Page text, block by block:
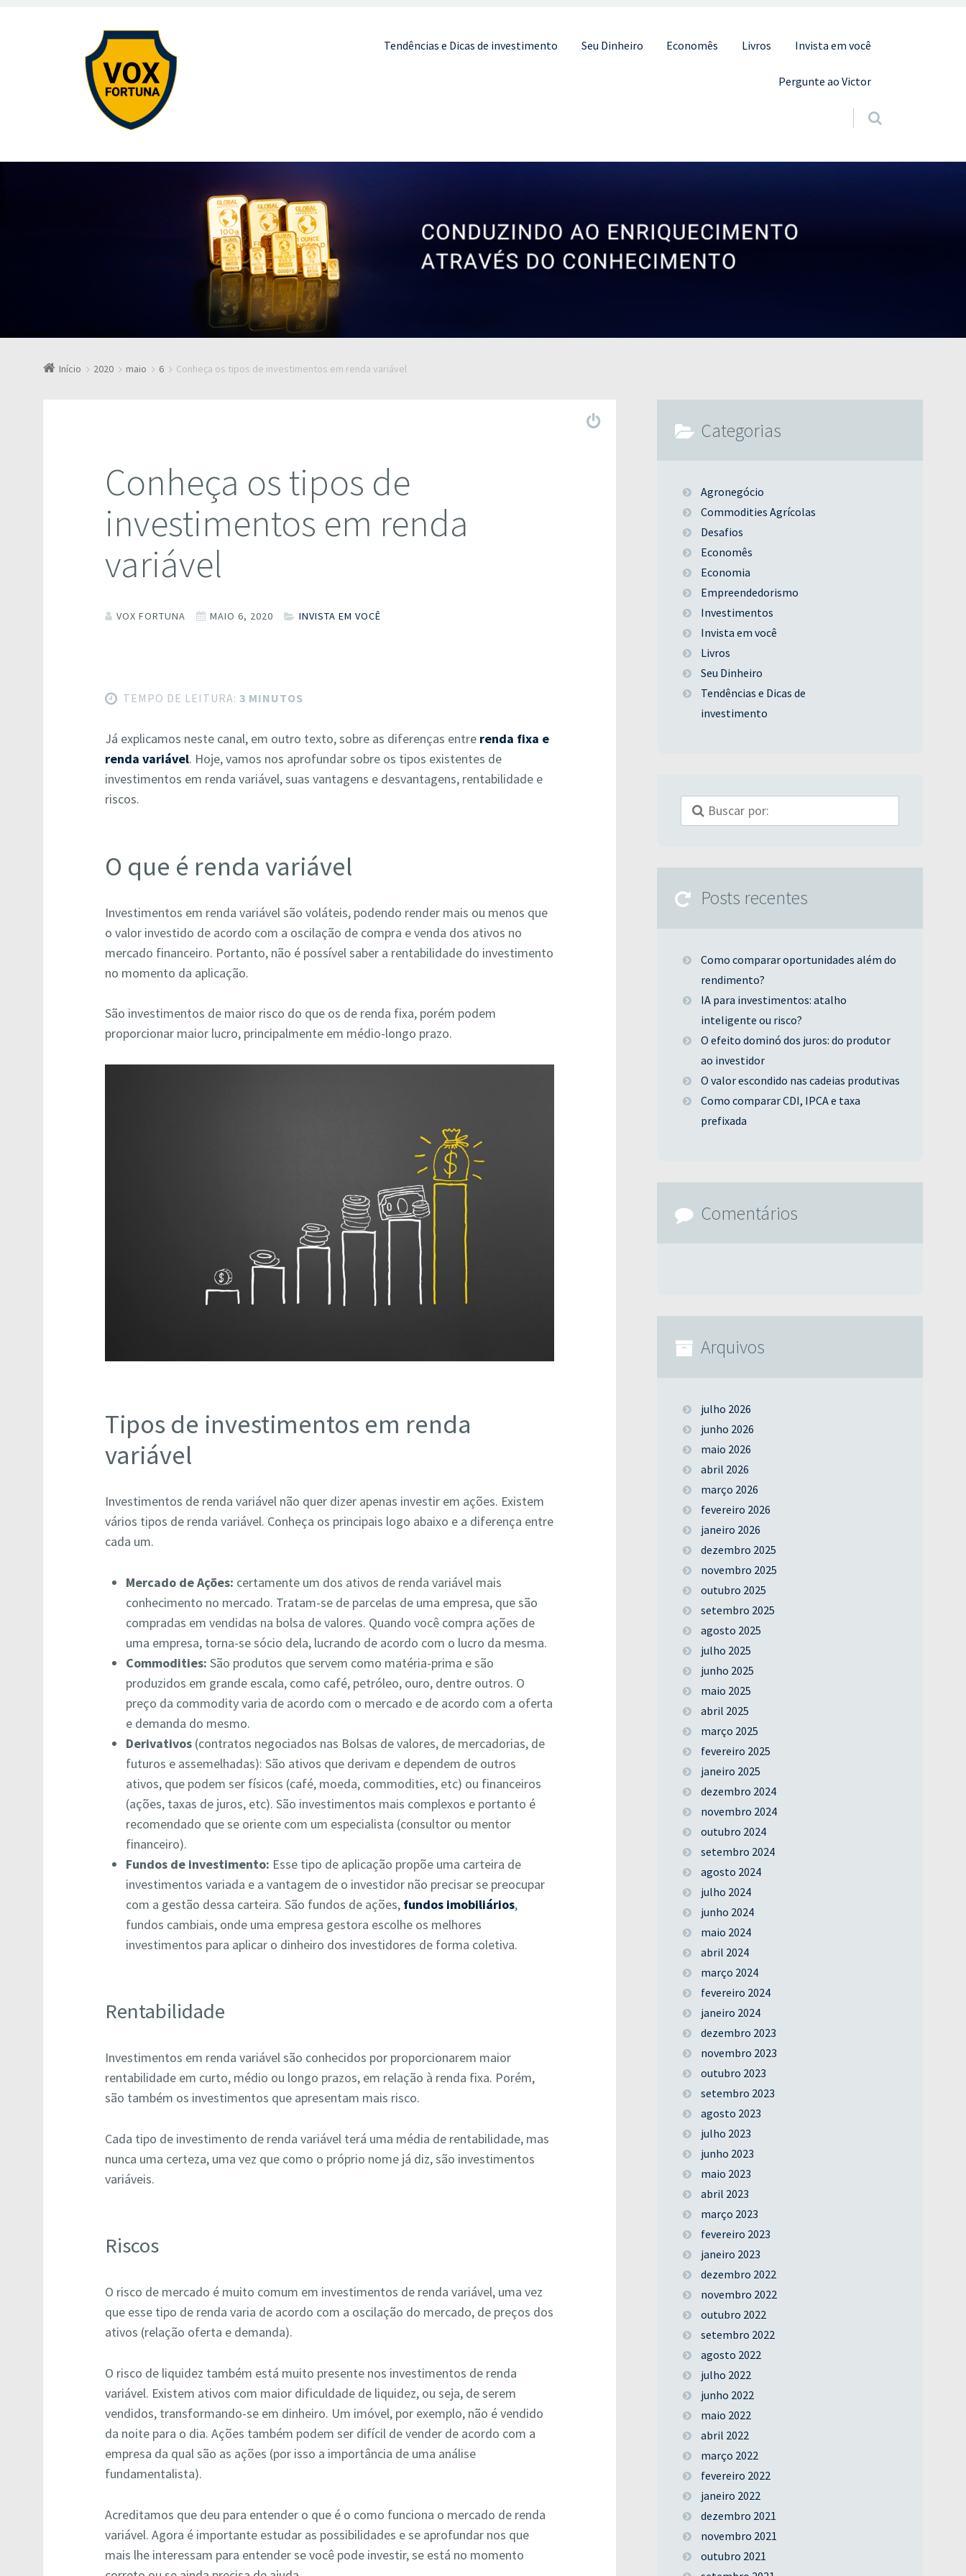
Pular para o conteúdo
Tendências e Dicas de investimento Seu Dinheiro Economês Livros Invista em você
Pergunte ao Victor
Início 2020 maio 6 Conheça os tipos de investimentos em renda variável
Conheça os tipos de
investimentos em renda
variável
VOX FORTUNA MAIO 6, 2020 INVISTA EM VOCÊ
TEMPO DE LEITURA: 3 MINUTOS
Já explicamos neste canal, em outro texto, sobre as diferenças entre renda fixa e
renda variável. Hoje, vamos nos aprofundar sobre os tipos existentes de
investimentos em renda variável, suas vantagens e desvantagens, rentabilidade e
riscos.
O que é renda variável
Investimentos em renda variável são voláteis, podendo render mais ou menos que
o valor investido de acordo com a oscilação de compra e venda dos ativos no
mercado financeiro. Portanto, não é possível saber a rentabilidade do investimento
no momento da aplicação.
São investimentos de maior risco do que os de renda fixa, porém podem
proporcionar maior lucro, principalmente em médio-longo prazo.
Tipos de investimentos em renda
variável
Investimentos de renda variável não quer dizer apenas investir em ações. Existem
vários tipos de renda variável. Conheça os principais logo abaixo e a diferença entre
cada um.
Mercado de Ações: certamente um dos ativos de renda variável mais
conhecimento no mercado. Tratam-se de parcelas de uma empresa, que são
compradas em vendidas na bolsa de valores. Quando você compra ações de
uma empresa, torna-se sócio dela, lucrando de acordo com o lucro da mesma.
Commodities: São produtos que servem como matéria-prima e são
produzidos em grande escala, como café, petróleo, ouro, dentre outros. O
preço da commodity varia de acordo com o mercado e de acordo com a oferta
e demanda do mesmo.
Derivativos (contratos negociados nas Bolsas de valores, de mercadorias, de
futuros e assemelhadas): São ativos que derivam e dependem de outros
ativos, que podem ser físicos (café, moeda, commodities, etc) ou financeiros
(ações, taxas de juros, etc). São investimentos mais complexos e portanto é
recomendado que se oriente com um especialista (consultor ou mentor
financeiro).
Fundos de investimento: Esse tipo de aplicação propõe uma carteira de
investimentos variada e a vantagem de o investidor não precisar se preocupar
com a gestão dessa carteira. São fundos de ações, fundos imobiliários,
fundos cambiais, onde uma empresa gestora escolhe os melhores
investimentos para aplicar o dinheiro dos investidores de forma coletiva.
Rentabilidade
Investimentos em renda variável são conhecidos por proporcionarem maior
rentabilidade em curto, médio ou longo prazos, em relação à renda fixa. Porém,
são também os investimentos que apresentam mais risco.
Cada tipo de investimento de renda variável terá uma média de rentabilidade, mas
nunca uma certeza, uma vez que como o próprio nome já diz, são investimentos
variáveis.
Riscos
O risco de mercado é muito comum em investimentos de renda variável, uma vez
que esse tipo de renda varia de acordo com a oscilação do mercado, de preços dos
ativos (relação oferta e demanda).
O risco de liquidez também está muito presente nos investimentos de renda
variável. Existem ativos com maior dificuldade de liquidez, ou seja, de serem
vendidos, transformando-se em dinheiro. Um imóvel, por exemplo, não é vendido
da noite para o dia. Ações também podem ser difícil de vender de acordo com a
empresa da qual são as ações (por isso a importância de uma análise
fundamentalista).
Acreditamos que deu para entender o que é o como funciona o mercado de renda
variável. Agora é importante estudar as possibilidades e se aprofundar nos que
mais lhe interessam para entender se você pode investir, se está no momento
Categorias
Agronegócio
Commodities Agrícolas
Desafios
Economês
Economia
Empreendedorismo
Investimentos
Invista em você
Livros
Seu Dinheiro
Tendências e Dicas de
investimento
Posts recentes
Como comparar oportunidades além do
rendimento?
IA para investimentos: atalho
inteligente ou risco?
O efeito dominó dos juros: do produtor
ao investidor
O valor escondido nas cadeias produtivas
Como comparar CDI, IPCA e taxa
prefixada
Comentários
Arquivos
julho 2026
junho 2026
maio 2026
abril 2026
março 2026
fevereiro 2026
janeiro 2026
dezembro 2025
novembro 2025
outubro 2025
setembro 2025
agosto 2025
julho 2025
junho 2025
maio 2025
abril 2025
março 2025
fevereiro 2025
janeiro 2025
dezembro 2024
novembro 2024
outubro 2024
setembro 2024
agosto 2024
julho 2024
junho 2024
maio 2024
abril 2024
março 2024
fevereiro 2024
janeiro 2024
dezembro 2023
novembro 2023
outubro 2023
setembro 2023
agosto 2023
julho 2023
junho 2023
maio 2023
abril 2023
março 2023
fevereiro 2023
janeiro 2023
dezembro 2022
novembro 2022
outubro 2022
setembro 2022
agosto 2022
julho 2022
junho 2022
maio 2022
abril 2022
março 2022
fevereiro 2022
janeiro 2022
dezembro 2021
novembro 2021
outubro 2021